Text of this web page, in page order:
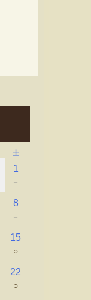
土
1
－
8
－
15
○
22
○